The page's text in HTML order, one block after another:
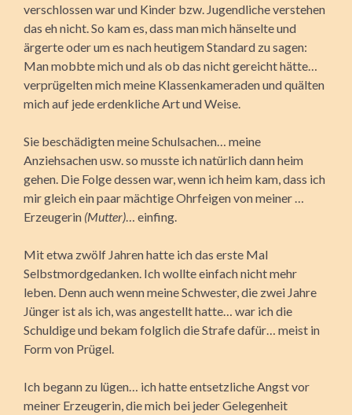
verschlossen war und Kinder bzw. Jugendliche verstehen
das eh nicht. So kam es, dass man mich hänselte und
ärgerte oder um es nach heutigem Standard zu sagen:
Man mobbte mich und als ob das nicht gereicht hätte…
verprügelten mich meine Klassenkameraden und quälten
mich auf jede erdenkliche Art und Weise.
Sie beschädigten meine Schulsachen… meine
Anziehsachen usw. so musste ich natürlich dann heim
gehen. Die Folge dessen war, wenn ich heim kam, dass ich
mir gleich ein paar mächtige Ohrfeigen von meiner …
Erzeugerin (Mutter) … einfing.
Mit etwa zwölf Jahren hatte ich das erste Mal
Selbstmordgedanken. Ich wollte einfach nicht mehr
leben. Denn auch wenn meine Schwester, die zwei Jahre
Jünger ist als ich, was angestellt hatte… war ich die
Schuldige und bekam folglich die Strafe dafür… meist in
Form von Prügel.
Ich begann zu lügen… ich hatte entsetzliche Angst vor
meiner Erzeugerin, die mich bei jeder Gelegenheit